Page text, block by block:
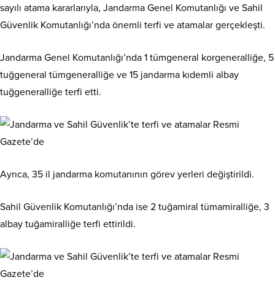
sayılı atama kararlarıyla, Jandarma Genel Komutanlığı ve Sahil
Güvenlik Komutanlığı’nda önemli terfi ve atamalar gerçekleşti.
Jandarma Genel Komutanlığı’nda 1 tümgeneral korgeneralliğe, 5
tuğgeneral tümgeneralliğe ve 15 jandarma kıdemli albay
tuğgeneralliğe terfi etti.
Ayrıca, 35 il jandarma komutanının görev yerleri değiştirildi.
Sahil Güvenlik Komutanlığı’nda ise 2 tuğamiral tümamiralliğe, 3
albay tuğamiralliğe terfi ettirildi.